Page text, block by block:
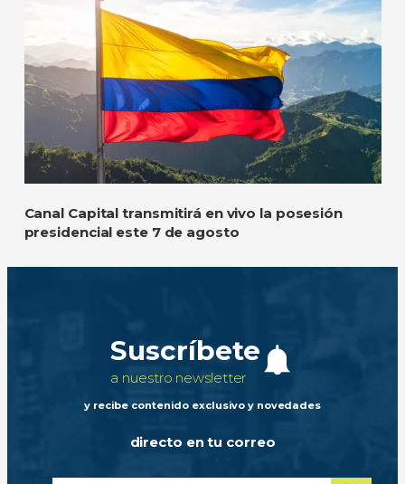
Canal Capital transmitirá en vivo la posesión
presidencial este 7 de agosto
Suscríbete
a nuestro newsletter
y recibe contenido exclusivo y novedades
directo en tu correo